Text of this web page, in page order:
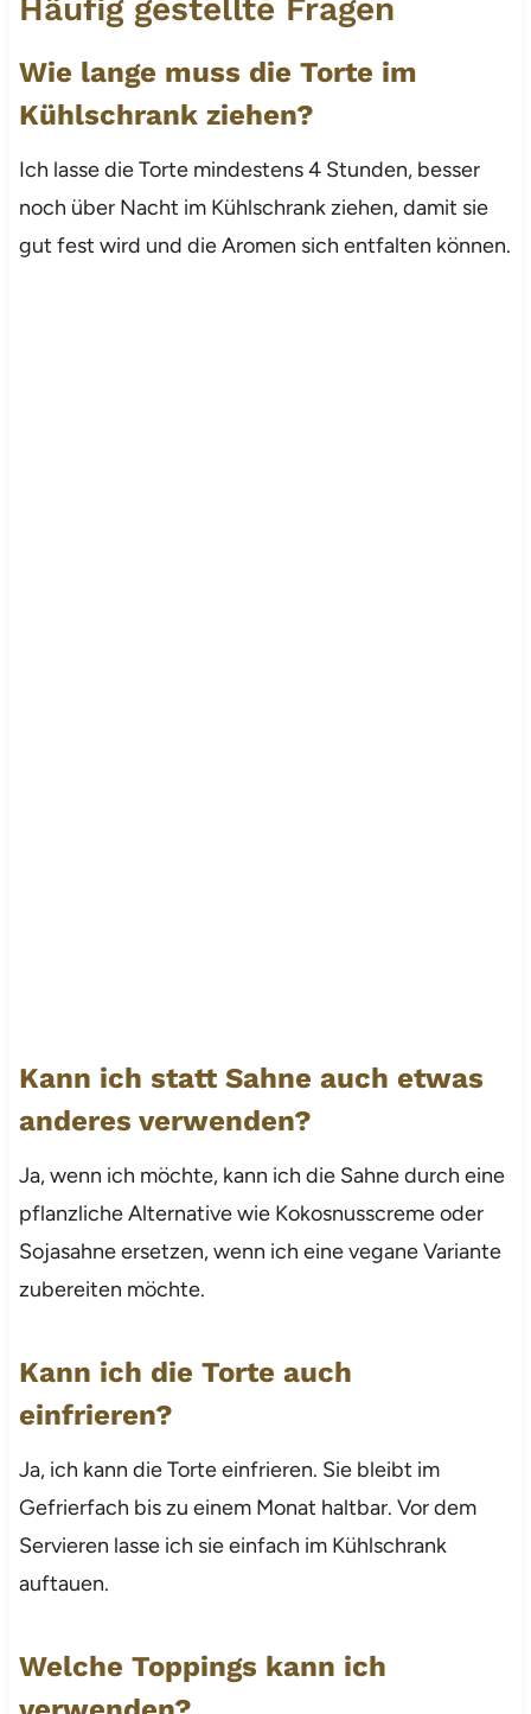
Häufig gestellte Fragen
Wie lange muss die Torte im
Kühlschrank ziehen?
Ich lasse die Torte mindestens 4 Stunden, besser
noch über Nacht im Kühlschrank ziehen, damit sie
gut fest wird und die Aromen sich entfalten können.
Kann ich statt Sahne auch etwas
anderes verwenden?
Ja, wenn ich möchte, kann ich die Sahne durch eine
pflanzliche Alternative wie Kokosnusscreme oder
Sojasahne ersetzen, wenn ich eine vegane Variante
zubereiten möchte.
Kann ich die Torte auch
einfrieren?
Ja, ich kann die Torte einfrieren. Sie bleibt im
Gefrierfach bis zu einem Monat haltbar. Vor dem
Servieren lasse ich sie einfach im Kühlschrank
auftauen.
Welche Toppings kann ich